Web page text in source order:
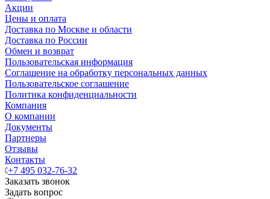
Акции
Цены и оплата
Доставка по Москве и области
Доставка по России
Обмен и возврат
Пользовательская информация
Соглашение на обработку персональных данных
Пользовательское соглашение
Политика конфиденциальности
Компания
О компании
Документы
Партнеры
Отзывы
Контакты
+7 495 032-76-32
Заказать звонок
Задать вопрос